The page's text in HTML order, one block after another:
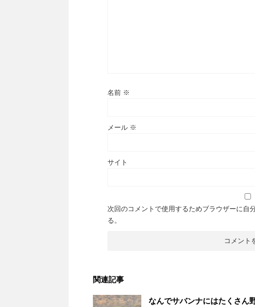
名前 ※
メール ※
サイト
次回のコメントで使用するためブラウザーに自
る。
関連記事
なんでサバンナにはたくさん